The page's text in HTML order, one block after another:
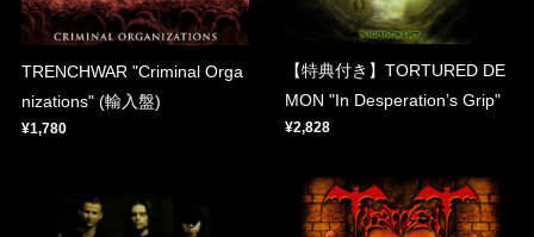
TRENCHWAR "Criminal Orga
nizations" (輸入盤)
¥1,780
【特典付き】TORTURED DE
MON "In Desperation’s Grip"
¥2,828